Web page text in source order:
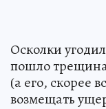
Осколки
пошло
(а его, скорее
возмещать